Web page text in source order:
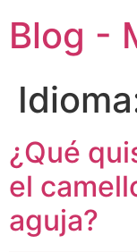
Blog -
¿Qué
el
aguja?